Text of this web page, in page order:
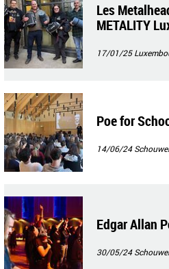
Les
METALITY
17/01/25
Poe for
14/06/24
Edgar Allan
30/05/24